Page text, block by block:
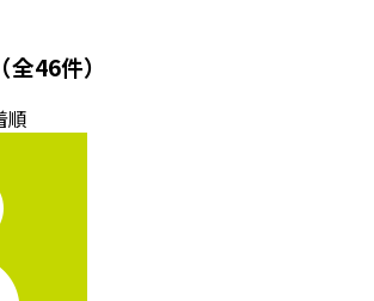
（全46件）
順